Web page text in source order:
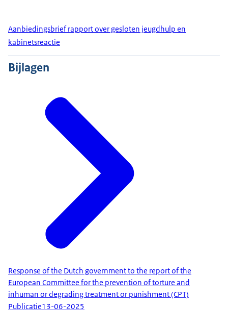
Aanbiedingsbrief rapport over gesloten jeugdhulp en
kabinetsreactie
Bijlagen
Response of the Dutch government to the report of the
European Committee for the prevention of torture and
inhuman or degrading treatment or punishment (CPT)
Publicatie13-06-2025